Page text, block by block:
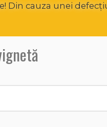
Din cauza unei